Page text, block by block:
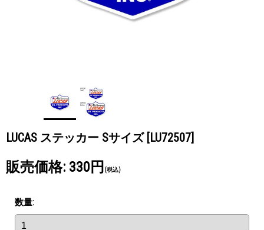
LUCAS ステッカー Sサイズ [LU72507]
販売価格: 330円 (税込)
数量: